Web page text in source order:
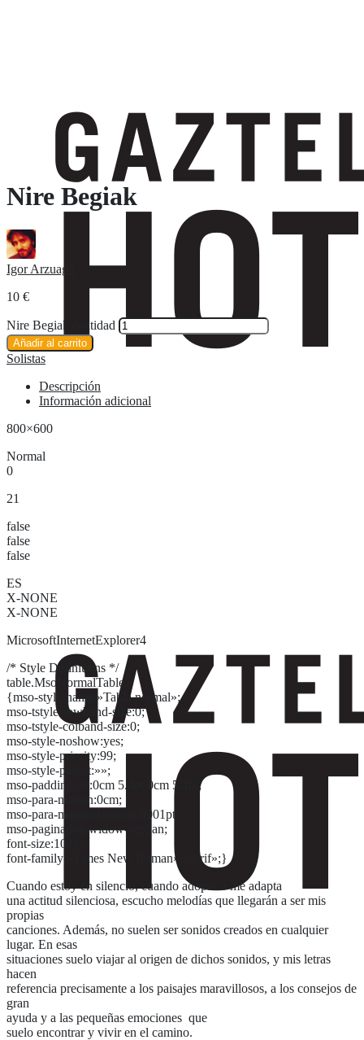
Nire Begiak
Igor Arzuaga
10 €
Nire Begiak cantidad
Añadir al carrito
Solistas
Descripción
Información adicional
800×600
Normal
0
21
false
false
false
ES
X-NONE
X-NONE
MicrosoftInternetExplorer4
/* Style Definitions */
table.MsoNormalTable
{mso-style-name:»Tabla normal»;
mso-tstyle-rowband-size:0;
mso-tstyle-colband-size:0;
mso-style-noshow:yes;
mso-style-priority:99;
mso-style-parent:»»;
mso-padding-alt:0cm 5.4pt 0cm 5.4pt;
mso-para-margin:0cm;
mso-para-margin-bottom:.0001pt;
mso-pagination:widow-orphan;
font-size:10.0pt;
font-family:»Times New Roman»,»serif»;}
Cuando estoy en silencio, cuando adopto o me adapta
una actitud silenciosa, escucho melodías que llegarán a ser mis
propias
canciones. Además, no suelen ser sonidos creados en cualquier
lugar. En esas
situaciones suelo viajar al origen de dichos sonidos, y mis letras
hacen
referencia precisamente a los paisajes maravillosos, a los consejos de
gran
ayuda y a las pequeñas emociones que
suelo encontrar y vivir en el camino.